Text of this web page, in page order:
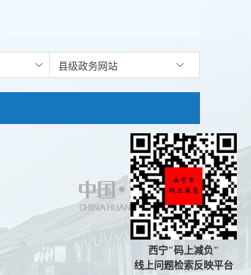
西宁"码上减负"
线上问题检索反映平台